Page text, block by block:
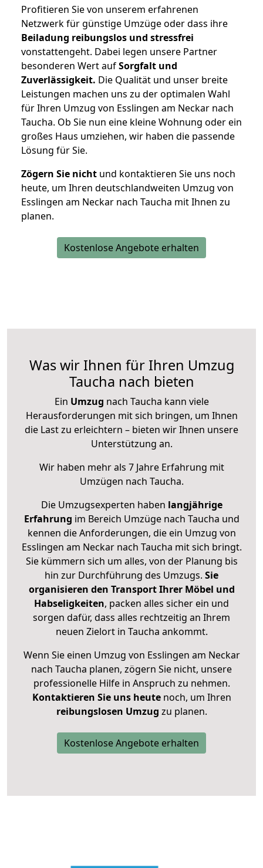
Profitieren Sie von unserem erfahrenen
Netzwerk für günstige Umzüge oder dass ihre
Beiladung reibungslos und stressfrei
vonstattengeht. Dabei legen unsere Partner
besonderen Wert aufSorgfalt und
Zuverlässigkeit. Die Qualität und unser breite
Leistungen machen uns zu der optimalen Wahl
für Ihren Umzug von Esslingen am Neckar nach
Taucha. Ob Sie nun eine kleine Wohnung oder ein
großes Haus umziehen, wir haben die passende
Lösung für Sie.
Zögern Sie nicht und kontaktieren Sie uns noch
heute, um Ihren deutschlandweiten Umzug von
Esslingen am Neckar nach Taucha mit Ihnen zu
planen.
Kostenlose Angebote erhalten
Was wir Ihnen für Ihren Umzug
Taucha nach bieten
Ein Umzug nach Taucha kann viele
Herausforderungen mit sich bringen, um Ihnen
die Last zu erleichtern – bieten wir Ihnen unsere
Unterstützung an.
Wir haben mehr als 7 Jahre Erfahrung mit
Umzügen nach Taucha.
Die Umzugsexperten haben langjährige
Erfahrung im Bereich Umzüge nach Taucha und
kennen die Anforderungen, die ein Umzug von
Esslingen am Neckar nach Taucha mit sich bringt.
Sie kümmern sich um alles, von der Planung bis
hin zur Durchführung des Umzugs. Sie
organisieren den Transport Ihrer Möbel und
Habseligkeiten, packen alles sicher ein und
sorgen dafür, dass alles rechtzeitig an Ihrem
neuen Zielort in Taucha ankommt.
Wenn Sie einen Umzug von Esslingen am Neckar
nach Taucha planen, zögern Sie nicht, unsere
professionelle Hilfe in Anspruch zu nehmen.
Kontaktieren Sie uns heutenoch, um Ihren
reibungslosen Umzug zu planen.
Kostenlose Angebote erhalten